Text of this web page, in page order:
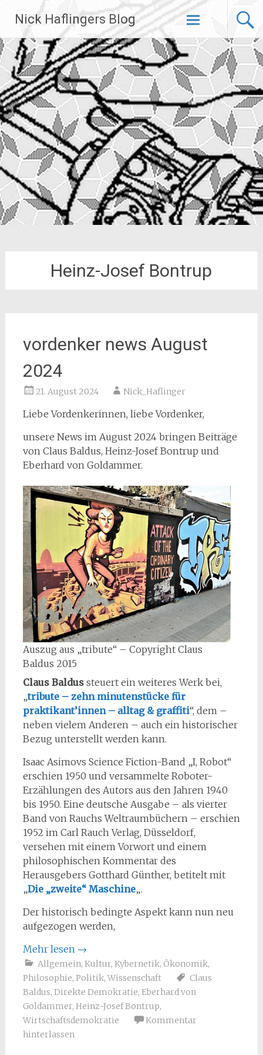
Inhalt
springen
Nick Haflingers Blog
Heinz-Josef Bontrup
vordenker news August
2024
21. August 2024 Nick_Haflinger
Liebe Vordenkerinnen, liebe Vordenker,
unsere News im August 2024 bringen Beiträge
von Claus Baldus, Heinz-Josef Bontrup und
Eberhard von Goldammer.
Auszug aus „tribute“ – Copyright Claus
Baldus 2015
Claus Baldussteuert ein weiteres Werk bei,
„tribute – zehn minutenstücke für
praktikant’innen – alltag & graffiti“, dem –
neben vielem Anderen – auch ein historischer
Bezug unterstellt werden kann.
Isaac Asimovs Science Fiction-Band „I, Robot“
erschien 1950 und versammelte Roboter-
Erzählungen des Autors aus den Jahren 1940
bis 1950. Eine deutsche Ausgabe – als vierter
Band von Rauchs Weltraumbüchern – erschien
1952 im Carl Rauch Verlag, Düsseldorf,
versehen mit einem Vorwort und einem
philosophischen Kommentar des
Herausgebers Gotthard Günther, betitelt mit
„Die „zweite“ Maschine„.
Der historisch bedingte Aspekt kann nun neu
aufgezogen werden,
Mehr lesen →
Allgemein, Kultur, Kybernetik, Ökonomik,
Philosophie, Politik, Wissenschaft
Claus
Baldus, Direkte Demokratie, Eberhard von
Goldammer, Heinz-Josef Bontrup,
Wirtschaftsdemokratie
Kommentar
hinterlassen